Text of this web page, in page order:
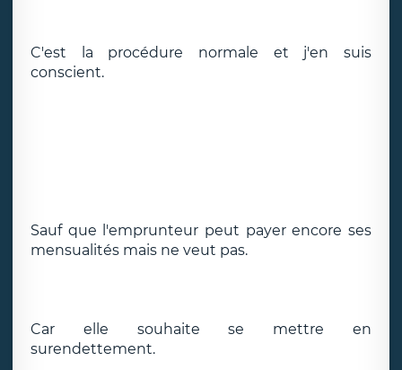
C'est la procédure normale et j'en suis
conscient.
Sauf que l'emprunteur peut payer encore ses
mensualités mais ne veut pas.
Car elle souhaite se mettre en
surendettement.